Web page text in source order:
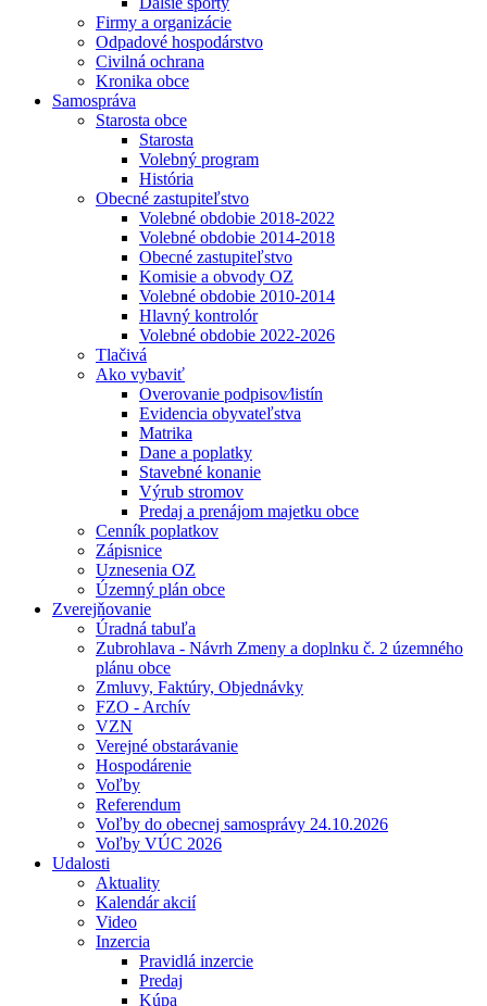
Firmy a organizácie
Odpadové hospodárstvo
Civilná ochrana
Kronika obce
Samospráva
Starosta obce
Starosta
Volebný program
História
Obecné zastupiteľstvo
Volebné obdobie 2018-2022
Volebné obdobie 2014-2018
Obecné zastupiteľstvo
Komisie a obvody OZ
Volebné obdobie 2010-2014
Hlavný kontrolór
Volebné obdobie 2022-2026
Tlačivá
Ako vybaviť
Overovanie podpisov⁄listín
Evidencia obyvateľstva
Matrika
Dane a poplatky
Stavebné konanie
Výrub stromov
Predaj a prenájom majetku obce
Cenník poplatkov
Zápisnice
Uznesenia OZ
Územný plán obce
Zverejňovanie
Úradná tabuľa
Zubrohlava - Návrh Zmeny a doplnku č. 2 územného
plánu obce
Zmluvy, Faktúry, Objednávky
FZO - Archív
VZN
Verejné obstarávanie
Hospodárenie
Voľby
Referendum
Voľby do obecnej samosprávy 24.10.2026
Voľby VÚC 2026
Udalosti
Aktuality
Kalendár akcií
Video
Inzercia
Pravidlá inzercie
Predaj
Kúpa